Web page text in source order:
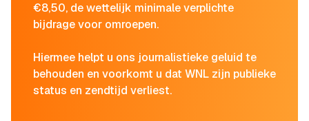
€8,50, de wettelijk minimale verplichte
bijdrage voor omroepen.
Hiermee helpt u ons journalistieke geluid te
behouden en voorkomt u dat WNL zijn publieke
status en zendtijd verliest.